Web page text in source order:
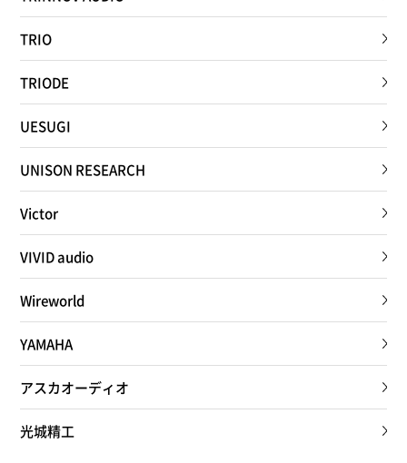
TRIO
TRIODE
UESUGI
UNISON RESEARCH
Victor
VIVID audio
Wireworld
YAMAHA
アスカオーディオ
光城精工